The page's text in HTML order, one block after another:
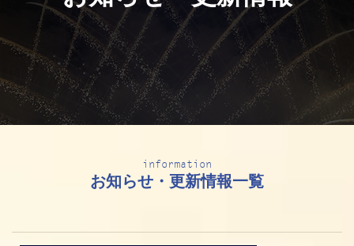
information
お知らせ・更新情報一覧